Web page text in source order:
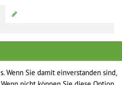
Wenn Sie damit einverstanden sind,